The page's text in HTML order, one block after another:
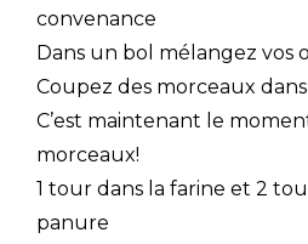
convenance
Dans un bol mélangez vos
Coupez des morceaux
C’est maintenant le
morceaux!
1 tour dans la farine et 2
panure